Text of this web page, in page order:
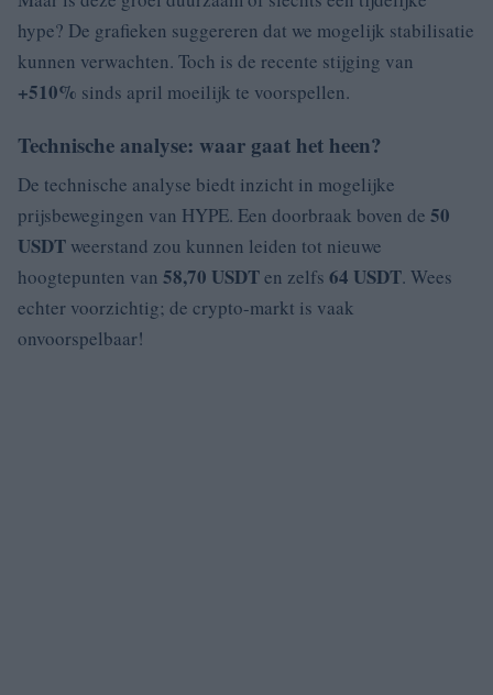
hype? De grafieken suggereren dat we mogelijk stabilisatie
kunnen verwachten. Toch is de recente stijging van
+510% sinds april moeilijk te voorspellen.
Technische analyse: waar gaat het heen?
De technische analyse biedt inzicht in mogelijke
prijsbewegingen van HYPE. Een doorbraak boven de 50
USDT weerstand zou kunnen leiden tot nieuwe
hoogtepunten van 58,70 USDTen zelfs 64 USDT. Wees
echter voorzichtig; de crypto-markt is vaak
onvoorspelbaar!